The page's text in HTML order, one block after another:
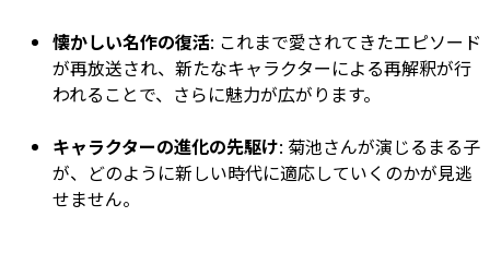
懐かしい名作の復活: これまで愛されてきたエピソード
が再放送され、新たなキャラクターによる再解釈が行
われることで、さらに魅力が広がります。
キャラクターの進化の先駆け: 菊池さんが演じるまる子
が、どのように新しい時代に適応していくのかが見逃
せません。